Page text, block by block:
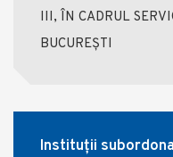
III, ÎN CADRUL
BUCUREȘTI
Instituții